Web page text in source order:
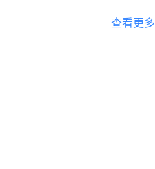
查看更多